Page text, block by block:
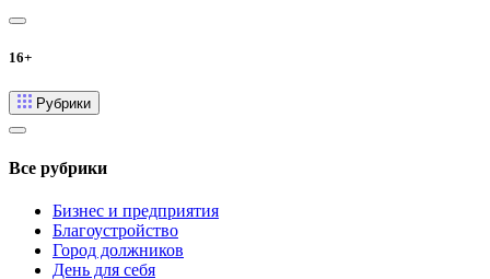
16+
Рубрики
Все рубрики
Бизнес и предприятия
Благоустройство
Город должников
День для себя